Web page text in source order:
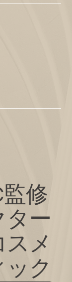
監修
ター
スメ
ック